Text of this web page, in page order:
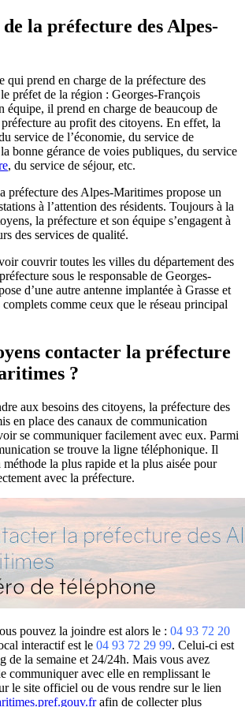
la préfecture des Alpes-
qui prend en charge de la préfecture des
préfet de la région : Georges-François
équipe, il prend en charge de beaucoup de
au profit des citoyens. En effet, la
service de l’économie, du service de
bonne gérance de voies publiques, du service
, du service de séjour, etc.
préfecture des Alpes-Maritimes propose un
à l’attention des résidents. Toujours à la
la préfecture et son équipe s’engagent à
des services de qualité.
couvrir toutes les villes du département des
sous le responsable de Georges-
d’une autre antenne implantée à Grasse et
complets comme ceux que le réseau principal
contacter la préfecture
?
aux besoins des citoyens, la préfecture des
en place des canaux de communication
se communiquer facilement avec eux. Parmi
se trouve la ligne téléphonique. Il
méthode la plus rapide et la plus aisée pour
avec la préfecture.
pouvez la joindre est alors le : 04 93 72 20
interactif est le 04 93 72 29 99. Celui-ci est
de la semaine et 24/24h. Mais vous avez
communiquer avec elle en remplissant le
le site officiel ou de vous rendre sur le lien
afin de collecter plus